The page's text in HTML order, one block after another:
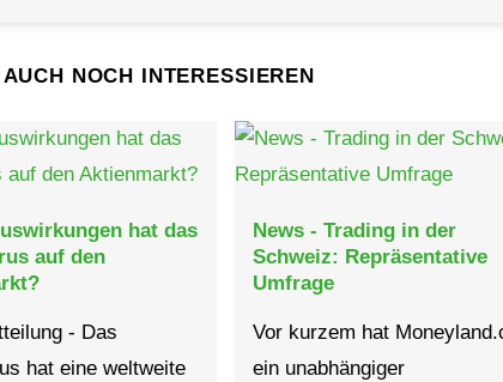
NOCH INTERESSIEREN
hat das
auf den
- Das
hat eine weltweite
News - Trading in der
Schweiz: Repräsentative
Umfrage
Vor kurzem hat
ein unabhängiger